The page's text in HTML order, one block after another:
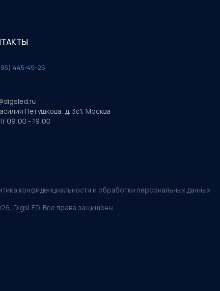
445-45-25
Петушкова, д. 3с1, Москва
09:00 - 19:00
конфиденциальности и обработки персональных данных
, DigsLED. Все права защищены